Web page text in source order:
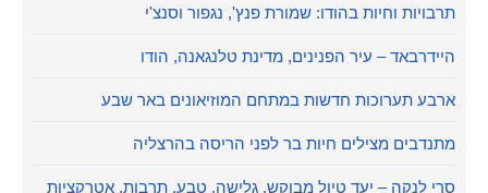
תרבויות וחיות בהודו: שמורת פנץ', נגפור וסנצ'י
היידרבאד – עיר הפנינים, מדינת טלנגאנה, הודו
ארבע תערוכות חדשות במתחם המוזיאונים באר שבע
מתנדבים מצילים חיות בר לפני הריסה בהרצליה
סרי לנקה – יעד טיול מבוקש. גלישה, טבע, תרבות, אטרקציות